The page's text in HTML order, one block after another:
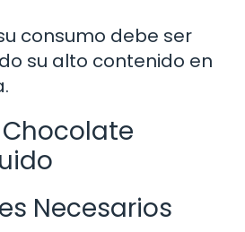
consumo debe ser
su alto contenido en
Necesarios